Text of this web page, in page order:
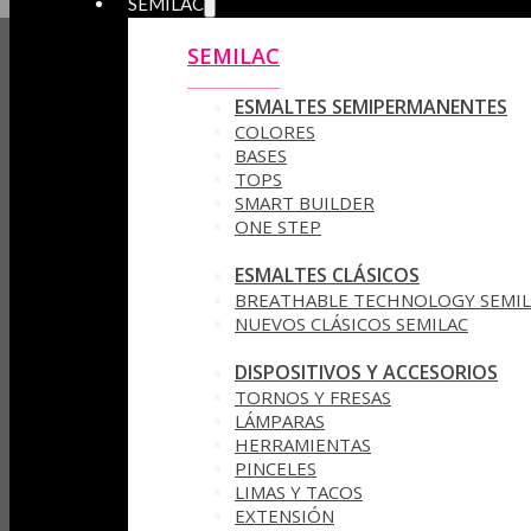
SEMILAC
ESMALTES SEMIPERMANENTES
COLORES
BASES
TOPS
SMART BUILDER
ONE STEP
ESMALTES CLÁSICOS
BREATHABLE TECHNOLOGY
NUEVOS CLÁSICOS SEMILAC
DISPOSITIVOS Y ACCESORIOS
TORNOS Y FRESAS
LÁMPARAS
HERRAMIENTAS
PINCELES
LIMAS Y TACOS
EXTENSIÓN